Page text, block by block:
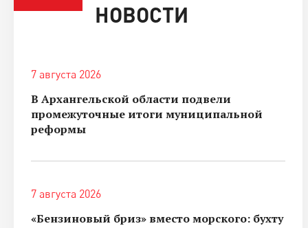
НОВОСТИ
7 августа 2026
В Архангельской области подвели
промежуточные итоги муниципальной
реформы
7 августа 2026
«Бензиновый бриз» вместо морского: бухту